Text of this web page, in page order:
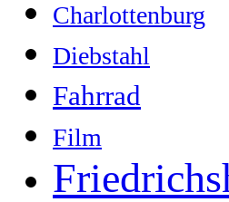
Charlottenburg
Diebstahl
Fahrrad
Film